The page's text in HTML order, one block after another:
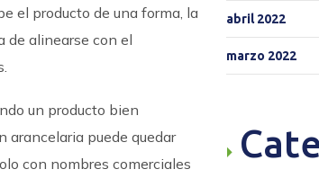
el producto de una forma, la
de alinearse con el
un producto bien
arancelaria puede quedar
con nombres comerciales
abril 2022
marzo 2022